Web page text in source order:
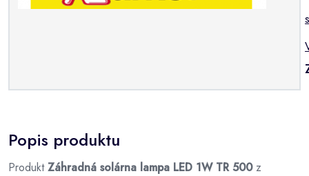
Popis produktu
ProduktZáhradná solárna lampa LED 1W TR 500z